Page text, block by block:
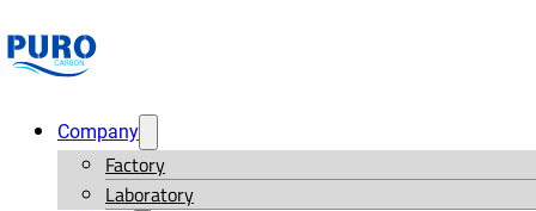
Company
Factory
Laboratory